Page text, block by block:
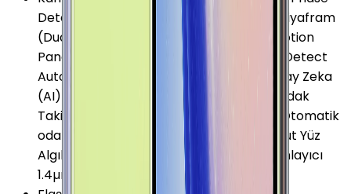
Detect Auto-Focus (PDAF) Çift Aralıklı Diyafram
(Dual Aperture) Haraketli Panorama (Motion
Panorama) Depth of Field (DOF) Phase Detect
Auto-Focus - PDAF (Dual Pixel) HDR Yapay Zeka
(AI) Sahne Algılama Dual Pixel Kamera Odak
Takibi Panorama RAW Kayıt Yapabilme Otomatik
odaklama Seçimsel Odaklama Sesli komut Yüz
Algılama Seri Çekim (Burst) Modu Zamanlayıcı
1.4µm Piksel 77° Açılı